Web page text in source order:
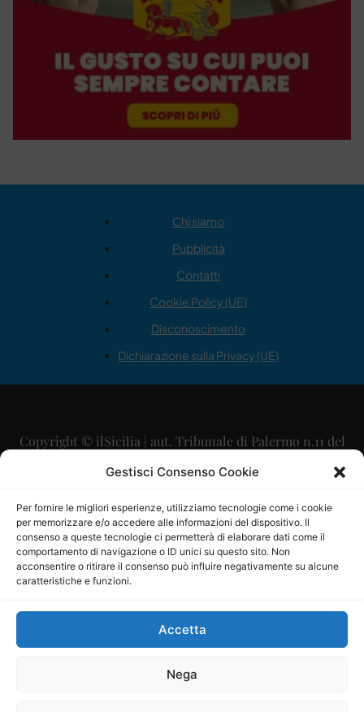
Gestisci Consenso Cookie
Per fornire le migliori esperienze, utilizziamo tecnologie come i cookie
per memorizzare e/o accedere alle informazioni del dispositivo. Il
consenso a queste tecnologie ci permetterà di elaborare dati come il
comportamento di navigazione o ID unici su questo sito. Non
acconsentire o ritirare il consenso può influire negativamente su alcune
caratteristiche e funzioni.
Accetta
Nega
Chi siamo
Pubblicità
Contatti
Cookie Policy (UE)
Disconoscimento
Dichiarazione sulla Privacy (UE)
Copyright © ilSicilia | aut. Tribunale di Palermo n.11 del
29/09/2015
Direttore Editoriale: Maurizio Scaglione
Direttore Responsabile: Maria Calabrese
P.IVA: 06334930820
Mercurio Comunicazione Società Cooperativa a r.l. è
iscritta al Registro degli Operatori di Comunicazione al